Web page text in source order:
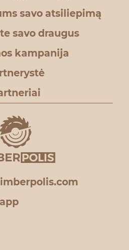
savo atsiliepimą
savo draugus
kampanija